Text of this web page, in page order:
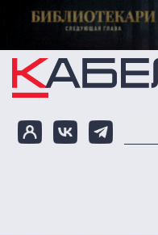
Перейти к основному